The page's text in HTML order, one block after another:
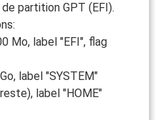
partition GPT (EFI).
Mo, label "EFI", flag
label "SYSTEM"
label "HOME"